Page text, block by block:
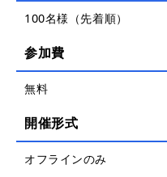
100名様（先着順）
参加費
無料
開催形式
オフラインのみ